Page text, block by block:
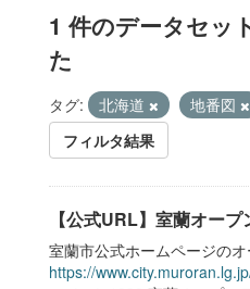
1 件のデータセッ
た
タグ: 北海道
地番図
フィルタ結果
【公式URL】室蘭オー
室蘭市公式ホームページの
https://